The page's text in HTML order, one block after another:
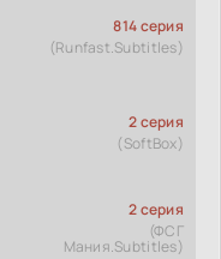
814 серия
(Runfast.Subtitles)
2 серия
(SoftBox)
2 серия
(ФСГ
Мания.Subtitles)